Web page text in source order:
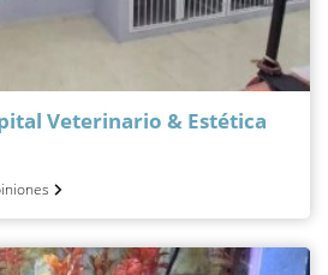
Veterinario & Estética